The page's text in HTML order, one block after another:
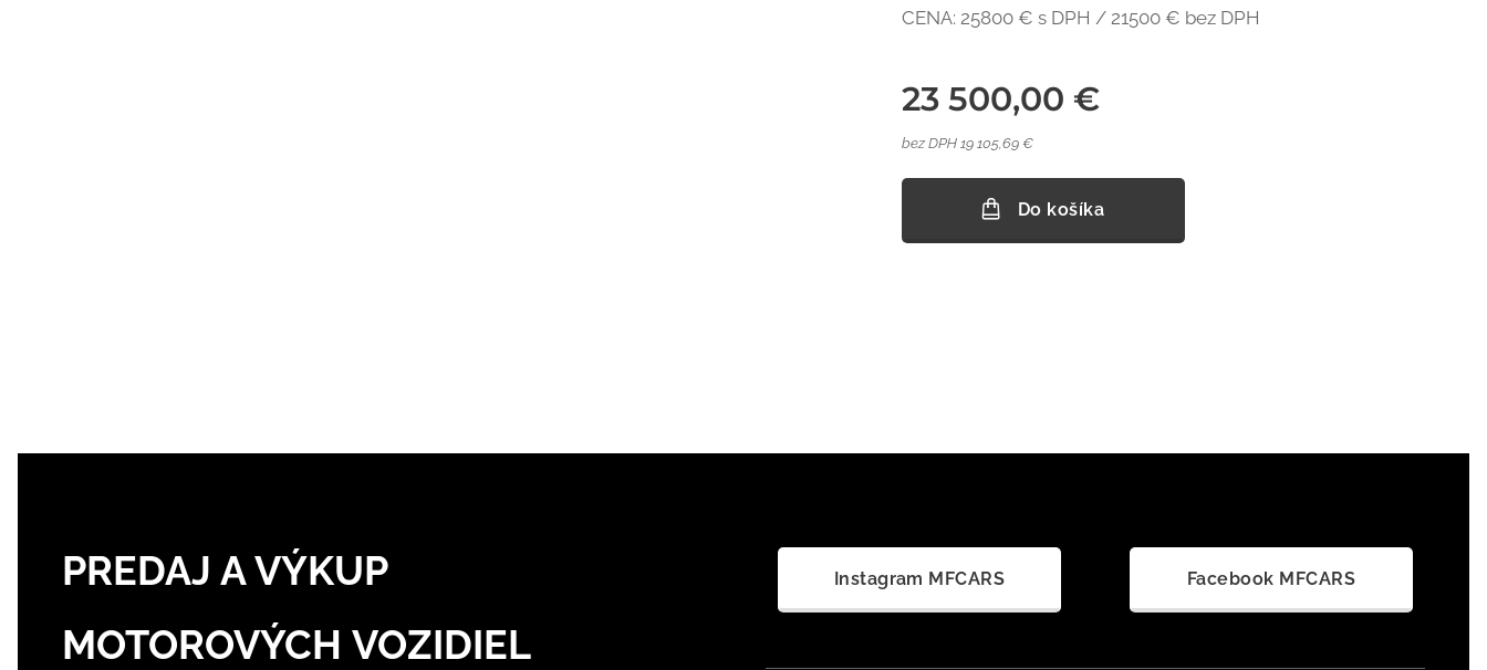
CENA: 25800 € s DPH / 21500 € bez DPH
23 500,00 €
bez DPH 19 105,69 €
Do košíka
PREDAJ A VÝKUP
MOTOROVÝCH VOZIDIEL
Instagram MFCARS Facebook MFCARS